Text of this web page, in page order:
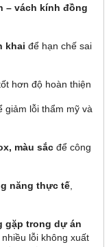
– vách kính đồng
khai để hạn chế sai
hơn độ hoàn thiện
giảm lỗi thẩm mỹ và
màu sắc để công
năng thực tế
gặp trong dự án
lỗi không xuất